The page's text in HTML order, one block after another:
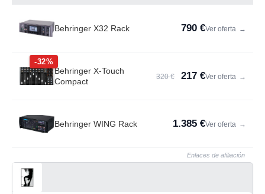
Behringer X32 Rack 790 €Ver oferta →
-32%
Behringer X-Touch
Compact
320 € 217 €Ver oferta →
Behringer WING Rack 1.385 €Ver oferta →
Enlaces de afiliación